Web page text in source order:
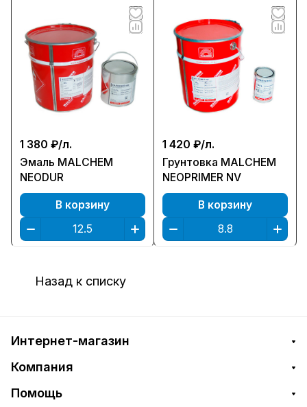
1 380 ₽/л.
Эмаль MALCHEM
NEODUR
В корзину
1 420 ₽/л.
Грунтовка MALCHEM
NEOPRIMER NV
В корзину
Назад к списку
Интернет-магазин
Компания
Помощь